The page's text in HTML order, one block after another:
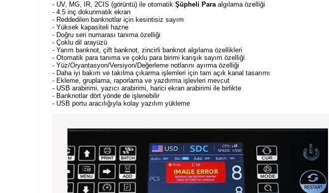
- UV, MG, IR, 2CIS (görüntü) ile otomatik Şüpheli Paraalgılama özelliği
- 4.5 inç dokunmatik ekran
- Reddedilen banknotlar için kesintisiz sayım
- Yüksek kapasiteli hazne
- Doğru seri numarası tanıma özelliği
- Çoklu dil arayüzü
- Yarım banknot, çift banknot, zincirli banknot algılama özellikleri
- Otomatik para tanıma ve çoklu para birimi karışık sayım özelliği
- Yüz/Oryantasyon/Versiyon/Değerleme notlarını ayırma özelliği
- Daha iyi bakım ve takılma çıkarma işlemleri için tam açık kanal tasarımı
- Ekleme, gruplama, raporlama ve yazdırma işlevleri mevcut
- USB arabirimi, yazıcı arabirimi, harici ekran arabirimi ile birlikte
- Banknotlar dört yönde de işlenebilir
- USB portu aracılığıyla kolay yazılım yükleme